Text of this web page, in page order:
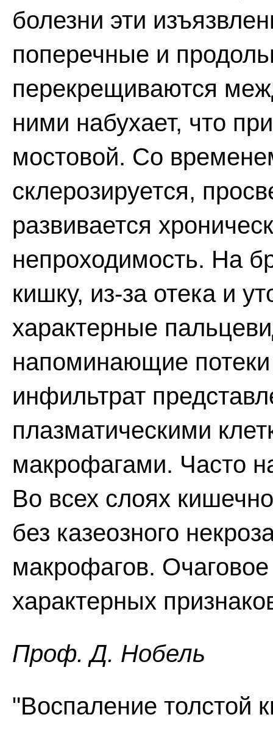
болезни эти
поперечные и
перекрещиваются
ними набухает, что
мостовой. Со
склерозируется,
развивается
непроходимость. На
кишку, из-за отека и
характерные
напоминающие
инфильтрат
плазматическими
макрофагами. Часто
Во всех слоях
без казеозного
макрофагов.
характерных
Проф. Д. Нобель
"Воспаление толстой